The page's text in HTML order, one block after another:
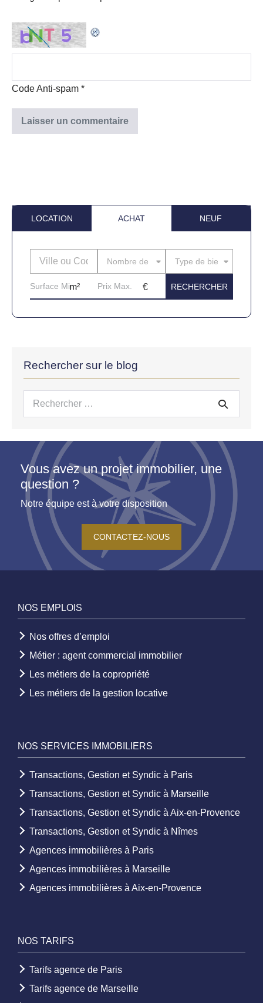
Code Anti-spam *
LOCATION ACHAT NEUF
Nombre de piècesType de bien
Rechercher sur le blog
Recherche
Vous avez un projet immobilier, une
question ?
Notre équipe est à votre disposition
CONTACTEZ-NOUS
NOS EMPLOIS
Nos offres d’emploi
Métier : agent commercial immobilier
Les métiers de la copropriété
Les métiers de la gestion locative
NOS SERVICES IMMOBILIERS
Transactions, Gestion et Syndic à Paris
Transactions, Gestion et Syndic à Marseille
Transactions, Gestion et Syndic à Aix-en-Provence
Transactions, Gestion et Syndic à Nîmes
Agences immobilières à Paris
Agences immobilières à Marseille
Agences immobilières à Aix-en-Provence
NOS TARIFS
Tarifs agence de Paris
Tarifs agence de Marseille